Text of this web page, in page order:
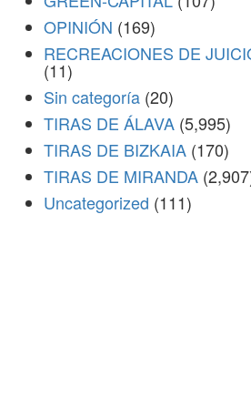
OPINIÓN (169)
RECREACIONES DE
(11)
Sin categoría (20)
TIRAS DE ÁLAVA (5,995)
TIRAS DE BIZKAIA (170)
TIRAS DE MIRANDA
Uncategorized (111)